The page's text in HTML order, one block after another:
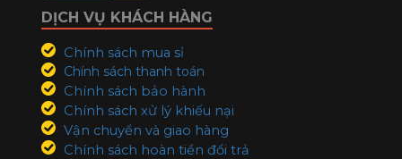
DỊCH VỤ KHÁCH HÀNG
Chính sách mua sỉ
Chính sách thanh toán
Chính sách bảo hành
Chính sách xử lý khiếu nại
Vận chuyển và giao hàng
Chính sách hoàn tiền đổi trả